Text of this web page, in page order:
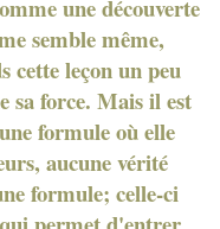
une découverte
semble même,
cette leçon un peu
sa force. Mais il est
formule où elle
aucune vérité
formule; celle-ci